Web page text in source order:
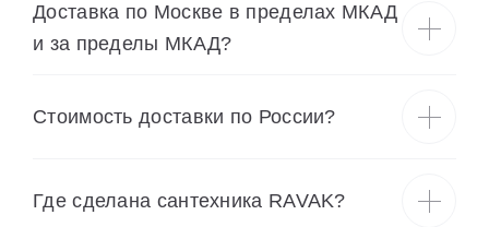
Доставка по Москве в пределах МКАД
и за пределы МКАД?
Cтоимость доставки по России?
Где сделана сантехника RAVAK?